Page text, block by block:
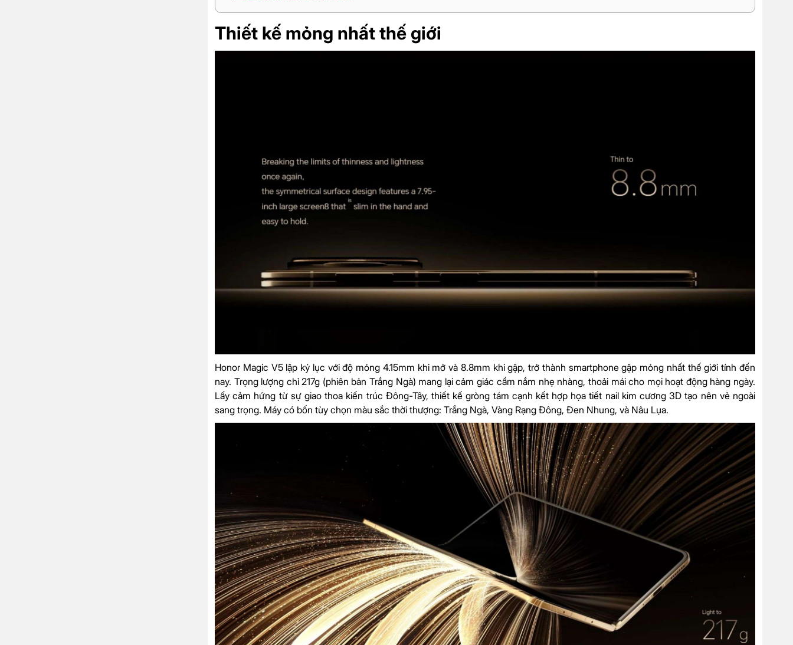
Thiết kế mỏng nhất thế giới
Honor Magic V5 lập kỷ lục với độ mỏng 4.15mm khi mở và 8.8mm khi gập, trở thành smartphone gập mỏng nhất thế giới tính đến
nay. Trọng lượng chỉ 217g (phiên bản Trắng Ngà) mang lại cảm giác cầm nắm nhẹ nhàng, thoải mái cho mọi hoạt động hàng ngày.
Lấy cảm hứng từ sự giao thoa kiến trúc Đông-Tây, thiết kế gròng tám cạnh kết hợp họa tiết nail kim cương 3D tạo nên vẻ ngoài
sang trọng. Máy có bốn tùy chọn màu sắc thời thượng: Trắng Ngà, Vàng Rạng Đông, Đen Nhung, và Nâu Lụa.